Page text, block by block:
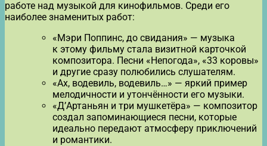
работе над музыкой для кинофильмов. Среди его
наиболее знаменитых работ:
«Мэри Поппинс, до свидания» — музыка
к этому фильму стала визитной карточкой
композитора. Песни «Непогода», «33 коровы»
и другие сразу полюбились слушателям.
«Ах, водевиль, водевиль…» — яркий пример
мелодичности и утончённости его музыки.
«Д’Артаньян и три мушкетёра» — композитор
создал запоминающиеся песни, которые
идеально передают атмосферу приключений
и романтики.